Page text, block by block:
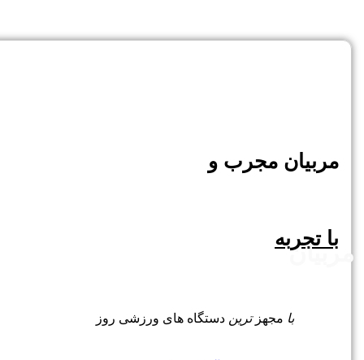
مربیان
مربیان مجرب و
با تجربه
با مجهزترین دستگاه های ورزشی روز